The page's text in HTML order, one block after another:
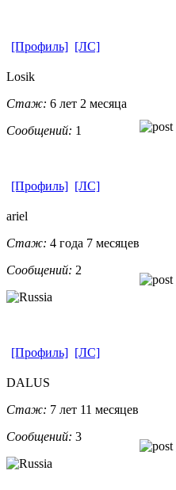
[Профиль] [ЛС]
Losik
Стаж: 6 лет 2 месяца
Сообщений: 1
[Профиль] [ЛС]
ariel
Стаж: 4 года 7 месяцев
Сообщений: 2
[Профиль] [ЛС]
DALUS
Стаж: 7 лет 11 месяцев
Сообщений: 3